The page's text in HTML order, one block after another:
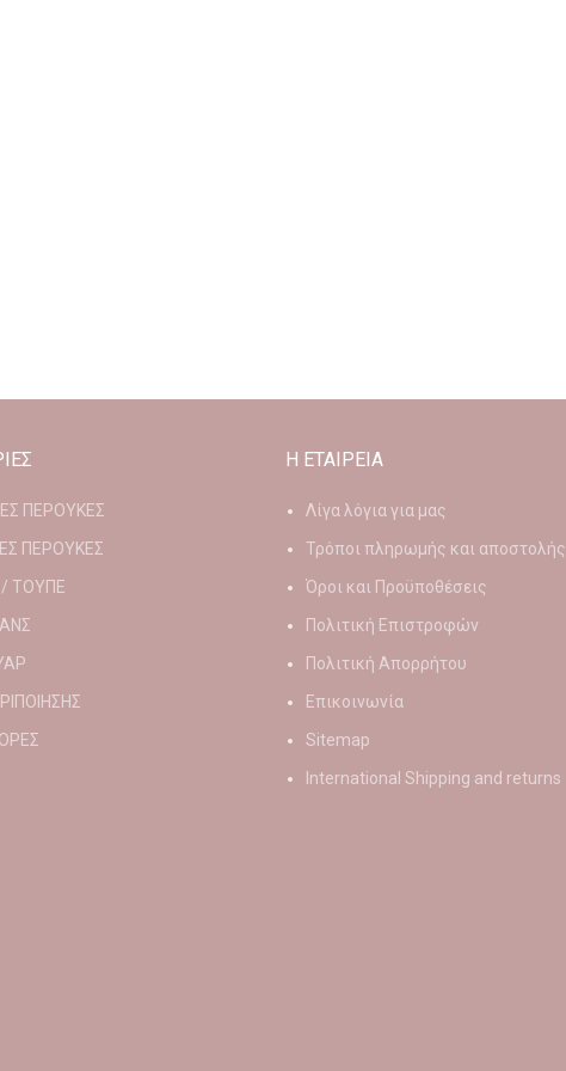
ΠΕΡΟΥΚΕΣ
ΠΕΡΟΥΚΕΣ
/ ΤΟΥΠΕ
Η ΕΤΑΙΡΕΙΑ
Λίγα λόγια για μας
Τρόποι πληρωμής και αποστολής
Όροι και Προϋποθέσεις
Πολιτική Επιστροφών
Πολιτική Απορρήτου
Επικοινωνία
Sitemap
International Shipping and returns